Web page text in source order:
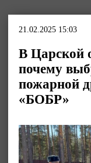
21.02.2025 15:03
В Царской
почему
пожарной
«БОБР»